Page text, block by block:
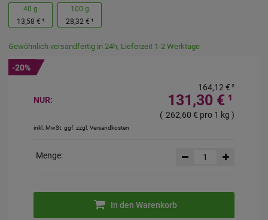
40 g
13,58 € ¹
100 g
28,32 € ¹
Gewöhnlich versandfertig in 24h, Lieferzeit 1-2 Werktage
NUR: 131,30 € ¹
164,12 €²
inkl. MwSt. ggf. zzgl. Versandkosten
( 262,60 € pro 1 kg )
-20%
Menge:
In den Warenkorb